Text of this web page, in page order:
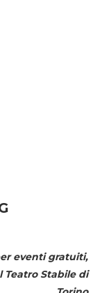
eventi gratuiti,
Teatro Stabile di